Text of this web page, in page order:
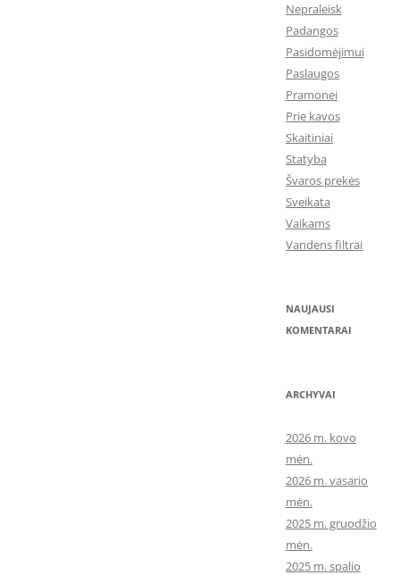
Nepraleisk
Padangos
Pasidomėjimui
Paslaugos
Pramonei
Prie kavos
Skaitiniai
Statyba
Švaros prekės
Sveikata
Vaikams
Vandens filtrai
NAUJAUSI
KOMENTARAI
ARCHYVAI
2026 m. kovo
mėn.
2026 m. vasario
mėn.
2025 m. gruodžio
mėn.
2025 m. spalio